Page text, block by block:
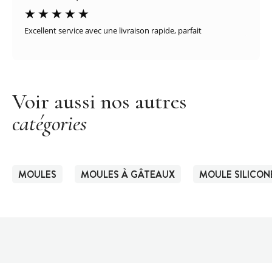
Excellent service avec une livraison rapide, parfait
Voir aussi nos autres
catégories
MOULES MOULES À GÂTEAUX MOULE